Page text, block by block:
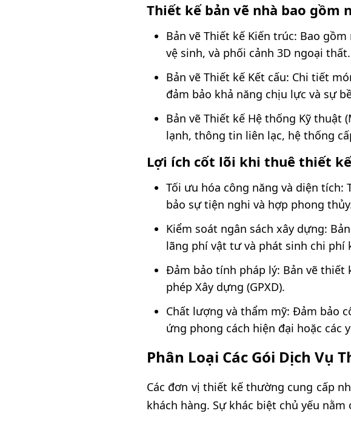
Thiết kế bản vẽ nhà bao gồm
Bản vẽ Thiết kế Kiến trúc: Bao
vệ sinh, và phối cảnh 3D ngoại thất.
Bản vẽ Thiết kế Kết cấu: Chi tiết
đảm bảo khả năng chịu lực và sự
Bản vẽ Thiết kế Hệ thống Kỹ thuật
lạnh, thông tin liên lạc, hệ thống
Lợi ích cốt lõi khi thuê thiết
Tối ưu hóa công năng và diện
bảo sự tiện nghi và hợp phong
Kiểm soát ngân sách xây dựng:
lãng phí vật tư và phát sinh chi phí
Đảm bảo tính pháp lý: Bản vẽ thiết
phép Xây dựng (GPXD).
Chất lượng và thẩm mỹ: Đảm bảo
ứng phong cách hiện đại hoặc các
Phân Loại Các Gói Dịch Vụ
Các đơn vị thiết kế thường cung cấp
khách hàng. Sự khác biệt chủ yếu